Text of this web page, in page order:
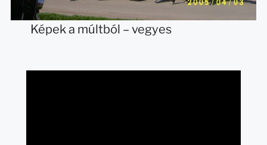
Képek a múltból – vegyes